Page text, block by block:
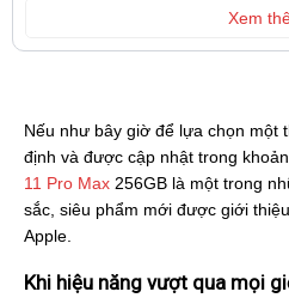
Nếu như bây giờ để lựa chọn một
định và được cập nhật trong
11 Pro Max256GB là một trong
sắc, siêu phẩm mới được giới
Apple.
Khi hiệu năng vượt qua mọi
Xem